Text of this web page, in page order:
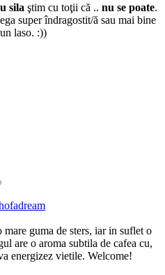
sila ştim cu toţii că .. nu se poate.
super îndragostit/ă sau mai bine
laso. :))
guma de sters, iar in suflet o
are o aroma subtila de cafea cu,
energizez vietile. Welcome!